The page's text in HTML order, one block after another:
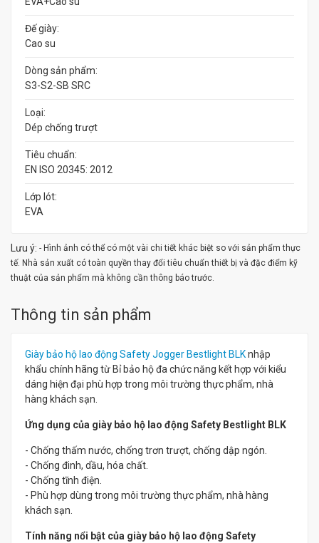
Đế giày:
Cao su
Dòng sản phẩm:
S3-S2-SB SRC
Loại:
Dép chống trượt
Tiêu chuẩn:
EN ISO 20345: 2012
Lớp lót:
EVA
Lưu ý: - Hình ảnh có thể có một vài chi tiết khác biệt so với sản phẩm thực
tế. Nhà sản xuất có toàn quyền thay đổi tiêu chuẩn thiết bị và đặc điểm kỹ
thuật của sản phẩm mà không cần thông báo trước.
Thông tin sản phẩm
Giày bảo hộ lao động Safety Jogger Bestlight BLKnhập
khẩu chính hãng từ Bỉ bảo hộ đa chức năng kết hợp với kiểu
dáng hiện đại phù hợp trong môi trường thực phẩm, nhà
hàng khách sạn.
Ứng dụng của giày bảo hộ lao động Safety Bestlight BLK
- Chống thấm nước, chống trơn trượt, chống dập ngón.
- Chống đinh, dầu, hóa chất.
- Chống tĩnh điện.
- Phù hợp dùng trong môi trường thực phẩm, nhà hàng
khách sạn.
Tính năng nổi bật của giày bảo hộ lao động Safety